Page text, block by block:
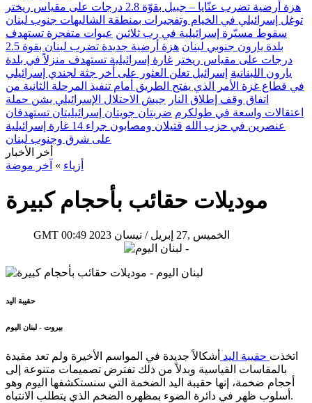
هزة أرضية تضرب عنّايا – جبيل بقوّة 2.8 درجات على مقياس ريختر
توغل إسرائيلي في الخيام وتفجيرات بمنطقة الشاليهات جنوب لبنان
سقوط مسيّرة إسرائيلية في رب ثلاثين عبوات متفجرة تستهدف
بلدة يارون جنوبي لبنان
هزة أرضية جديدة تضرب لبنان بقوة 2.5
درجات على مقياس ريختر غارة إسرائيلية تستهدف منزلاً في بلدة
يارون اللبنانية إسرائيل تعلن العثور على أخر جثة لجندي إسرائيلي
في قطاع غزة الأمر الذي يفتح الطريق أمام تنفيذ المرحلة الثانية من
اتفاق وقف إطلاق النار جيش الاحتلال الإسرائيلي يشن حملة
اعتقالات واسعة في طولكرم ضربتان جويتان إسرائيليتان تستهدفان
عنصرين في حزب الله
قتيلان ومصابون جراء 14 غارة إسرائيلية
على شرق وجنوب لبنان
أخر الأخبار
أزياء » آخر موضة
موديلات حقائب بأحجام كبيرة
GMT 00:49 2023 الخميس ,27 إبريل / نيسان
حقيبة اليد
بيروت - لبنان اليوم
اتخذت حقيبة اليد أشكالاً جديدة في المواسم الأخيرة ولم تعد مقيدة
بالمقاسات القياسية وبدلاً من ذلك تفترض تصميمات متنوعة إلى
أحجام ضخمة، إنها حقيبة اليد الضخمة التي سنستكشفها اليوم وهو
أسلوب ظهر في دائرة الضوء بمظهره الضخم الذي يتطلب الانتباه.